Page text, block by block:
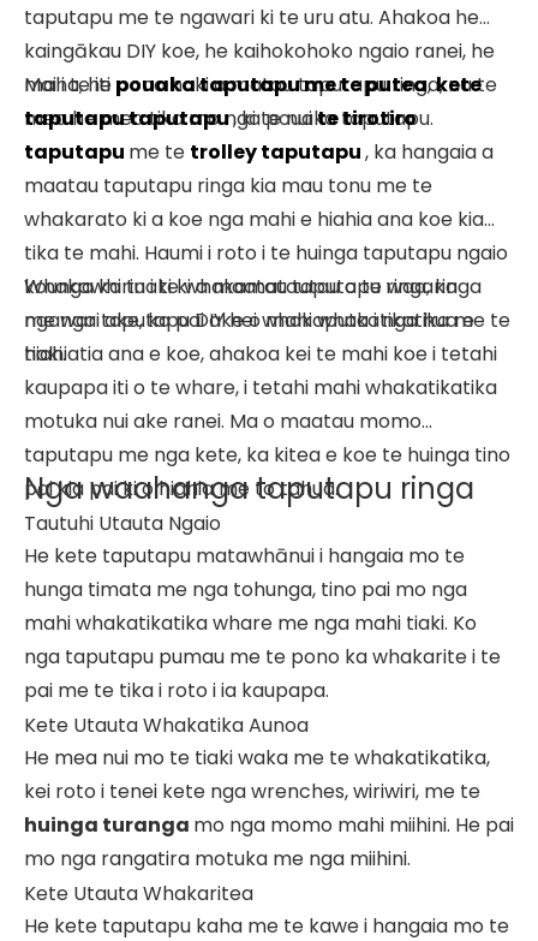
taputapu me te ngawari ki te uru atu. Ahakoa he
kaingākau DIY koe, he kaihokohoko ngaio ranei, he
maha, he pono hoki a matou taputapu ringa, na te
mea he mea tika mo nga pouaka taputapu.
Mai i te itipouaka taputapu me te putea,kete
taputapu taputapu, ki te nuite tirotiro
taputapu me te trolley taputapu, ka hangaia a
maatau taputapu ringa kia mau tonu me te
whakarato ki a koe nga mahi e hiahia ana koe kia
tika te mahi. Haumi i roto i te huinga taputapu ngaio
kounga ka tu i te whakamatautau o te waa, ka
ngawari ake, ka pai ake o mahi whakatikatika me te
tiaki.
Whakawhirinaki ki a maatau taputapu ringaringa
me nga taputapu DIY hei whakaputa i nga hua e
hiahiatia ana e koe, ahakoa kei te mahi koe i tetahi
kaupapa iti o te whare, i tetahi mahi whakatikatika
motuka nui ake ranei. Ma o maatau momo
taputapu me nga kete, ka kitea e koe te huinga tino
pai kia pai ki o hiahia me to tahua.
Nga waahanga taputapu ringa
Tautuhi Utauta Ngaio
He kete taputapu matawhānui i hangaia mo te
hunga timata me nga tohunga, tino pai mo nga
mahi whakatikatika whare me nga mahi tiaki. Ko
nga taputapu pumau me te pono ka whakarite i te
pai me te tika i roto i ia kaupapa.
Kete Utauta Whakatika Aunoa
He mea nui mo te tiaki waka me te whakatikatika,
kei roto i tenei kete nga wrenches, wiriwiri, me te
huinga turanga mo nga momo mahi miihini. He pai
mo nga rangatira motuka me nga miihini.
Kete Utauta Whakaritea
He kete taputapu kaha me te kawe i hangaia mo te